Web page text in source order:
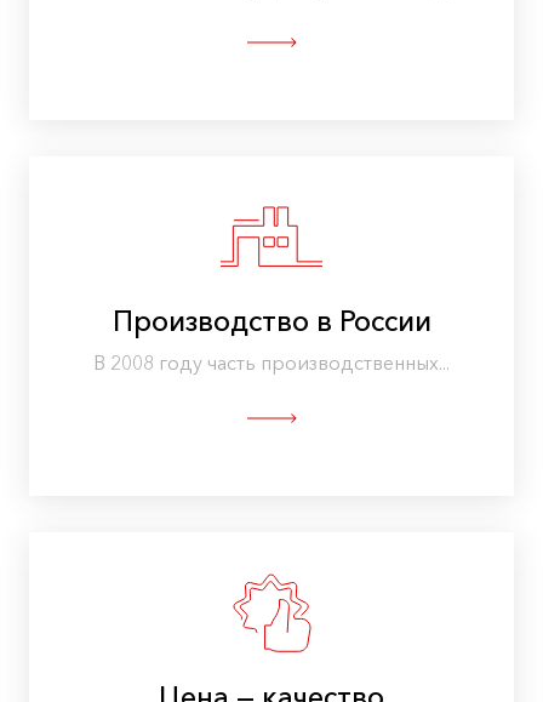
Производство в России
В 2008 году часть производственных...